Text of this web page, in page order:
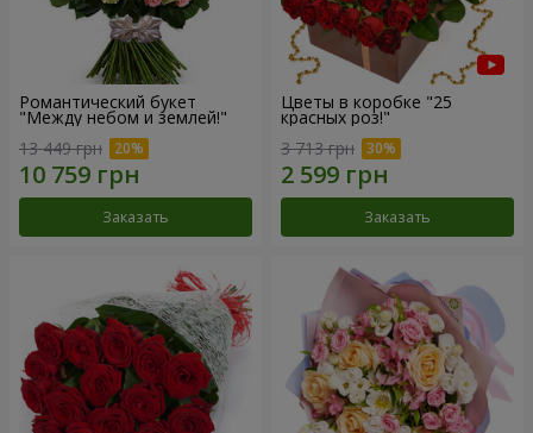
Романтический букет
"Между небом и землей!"
13 449 грн
Заказать
Цветы в коробке "25
красных роз!"
3 713 грн
Заказать